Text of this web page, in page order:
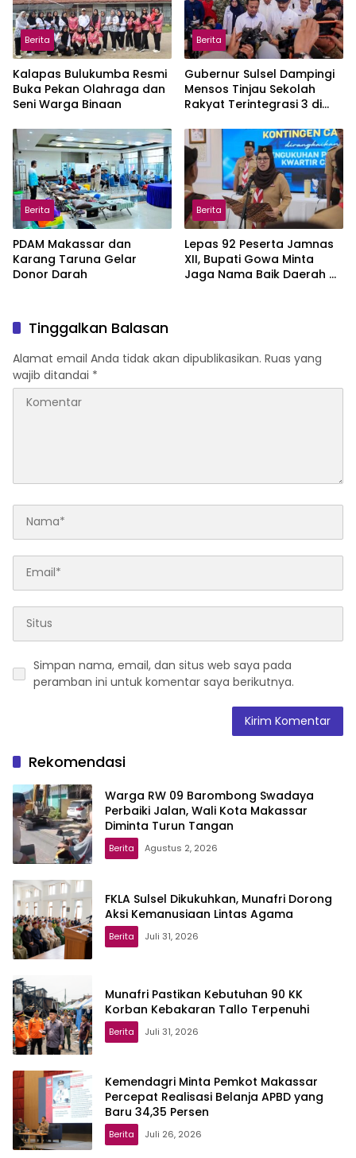
Berita
Kalapas Bulukumba Resmi
Buka Pekan Olahraga dan
Seni Warga Binaan
Berita
Gubernur Sulsel Dampingi
Mensos Tinjau Sekolah
Rakyat Terintegrasi 3 di
Berita
PDAM Makassar dan
Karang Taruna Gelar
Donor Darah
Berita
Lepas 92 Peserta Jamnas
XII, Bupati Gowa Minta
Jaga Nama Baik Daerah di
Tinggalkan Balasan
Alamat email Anda tidak akan dipublikasikan. Ruas yang
wajib ditandai *
Simpan nama, email, dan situs web saya pada
peramban ini untuk komentar saya berikutnya.
Rekomendasi
Warga RW 09 Barombong Swadaya
Perbaiki Jalan, Wali Kota Makassar
Diminta Turun Tangan
Berita Agustus 2, 2026
FKLA Sulsel Dikukuhkan, Munafri Dorong
Aksi Kemanusiaan Lintas Agama
Berita Juli 31, 2026
Munafri Pastikan Kebutuhan 90 KK
Korban Kebakaran Tallo Terpenuhi
Berita Juli 31, 2026
Kemendagri Minta Pemkot Makassar
Percepat Realisasi Belanja APBD yang
Baru 34,35 Persen
Berita Juli 26, 2026